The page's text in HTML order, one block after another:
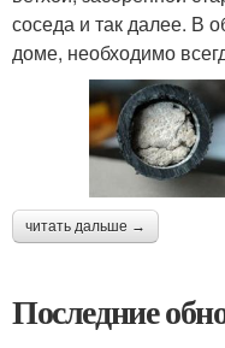
соседа и так далее. В
доме, необходимо
читать дальше →
Последние